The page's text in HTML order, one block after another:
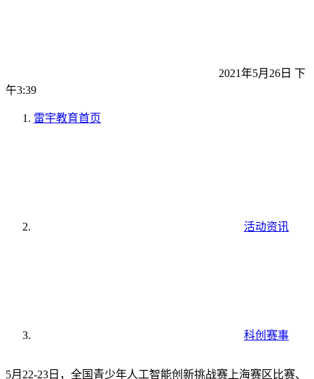
2021年5月26日 下
午3:39
雷宇教育首页
活动资讯
科创赛事
5月22-23日，全国青少年人工智能创新挑战赛上海赛区比赛、